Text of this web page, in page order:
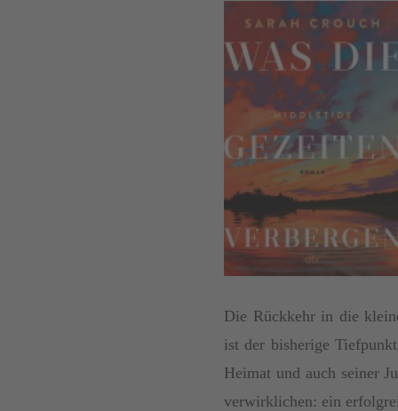
Die Rückkehr in die
ist der bisherige
Heimat und auch seiner
verwirklichen: ein